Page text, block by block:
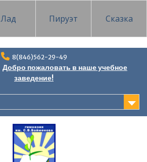
Лад Пируэт Сказка
8(846)562-29-49
Добро пожаловать в наше учебное
заведение!